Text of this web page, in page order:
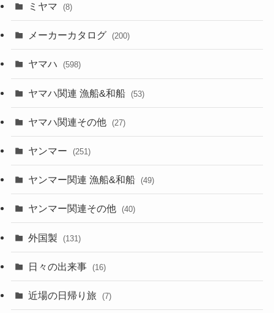
ミヤマ (8)
メーカーカタログ (200)
ヤマハ (598)
ヤマハ関連 漁船&和船 (53)
ヤマハ関連その他 (27)
ヤンマー (251)
ヤンマー関連 漁船&和船 (49)
ヤンマー関連その他 (40)
外国製 (131)
日々の出来事 (16)
近場の日帰り旅 (7)